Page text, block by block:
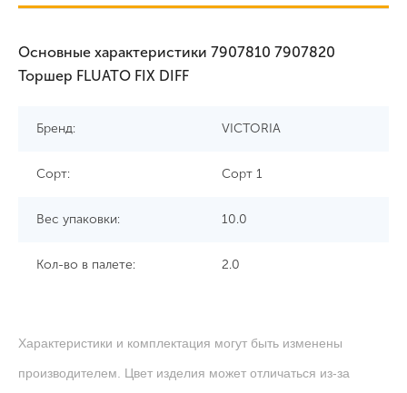
Основные характеристики 7907810 7907820
Торшер FLUATO FIX DIFF
Бренд: VICTORIA
Сорт: Сорт 1
Вес упаковки: 10.0
Кол-во в палете: 2.0
Характеристики и комплектация могут быть изменены
производителем. Цвет изделия может отличаться из-за